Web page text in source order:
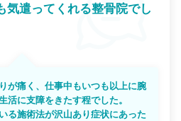
気遣ってくれる整骨院でし
が痛く、仕事中もいつも以上に腕
活に支障をきたす程でした。
る施術法が沢山あり症状にあった